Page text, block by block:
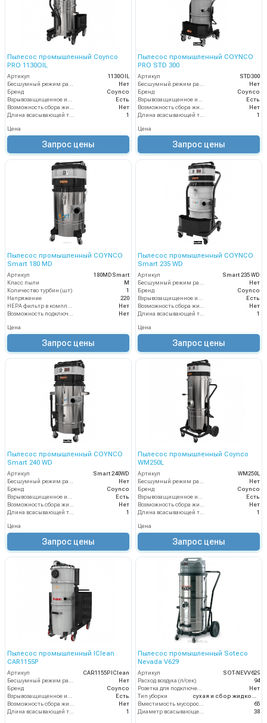
Пылесос промышленный Coynco
PRO 1130OIL
Артикул
1130OIL
Нет
Бренд
Coynco
Есть
Нет
1
Цена
Запрос цены
Пылесос промышленный COYNCO
PRO STD 300
Артикул
STD300
Нет
Бренд
Coynco
Есть
Нет
1
Цена
Запрос цены
Пылесос промышленный COYNCO
Smart 180 MD
Артикул
180MDSmart
Класс пыли
М
Количество турбин (шт)
1
Напряжение
220
HEPA фильтр в комплекте
Нет
Возможность подключения электрощетки
Нет
Цена
Запрос цены
Пылесос промышленный COYNCO
Smart 235 WD
Артикул
Smart 235 WD
Бесшумный режим работы
Нет
Бренд
Coynco
Взрывозащищенное исполнение
Есть
Возможность сбора жидкой грязи
Нет
Длина всасывающей трубки
1
Цена
Запрос цены
Пылесос промышленный COYNCO
Smart 240 WD
Артикул
Smart 240WD
Бесшумный режим работы
Нет
Бренд
Coynco
Взрывозащищенное исполнение
Есть
Возможность сбора жидкой грязи
Нет
Длина всасывающей трубки
1
Цена
Запрос цены
Пылесос промышленный Coynco
WM250L
Артикул
WM250L
Бесшумный режим работы
Нет
Бренд
Coynco
Взрывозащищенное исполнение
Есть
Возможность сбора жидкой грязи
Нет
Длина всасывающей трубки
1
Цена
Запрос цены
Пылесос промышленный IClean
CAR1155P
Артикул
CAR1155PIClean
Нет
Бренд
Coynco
Есть
Нет
1
Пылесос промышленный Soteco
Nevada V629
Артикул
SOT-NEVV629
Расход воздуха (л/сек)
94
Нет
Тип уборки
65
38